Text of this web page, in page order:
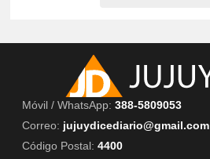
Móvil / WhatsApp: 388-5809053
Correo: jujuydicediario@gmail.com
Código Postal: 4400